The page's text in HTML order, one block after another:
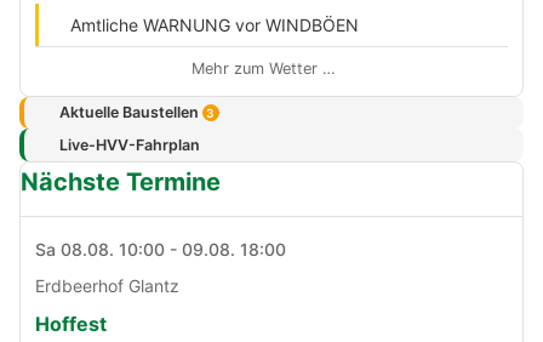
Amtliche WARNUNG vor WINDBÖEN
Mehr zum Wetter …
Aktuelle Baustellen 3
Live-HVV-Fahrplan
Nächste Termine
Sa 08.08. 10:00 - 09.08. 18:00
Erdbeerhof Glantz
Hoffest